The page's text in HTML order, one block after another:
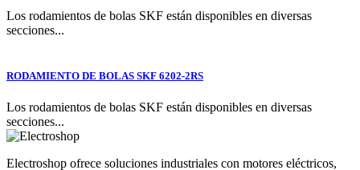
Los rodamientos de bolas SKF están disponibles en diversas
secciones...
RODAMIENTO DE BOLAS SKF 6202-2RS
Los rodamientos de bolas SKF están disponibles en diversas
secciones...
Electroshop ofrece soluciones industriales con motores eléctricos,